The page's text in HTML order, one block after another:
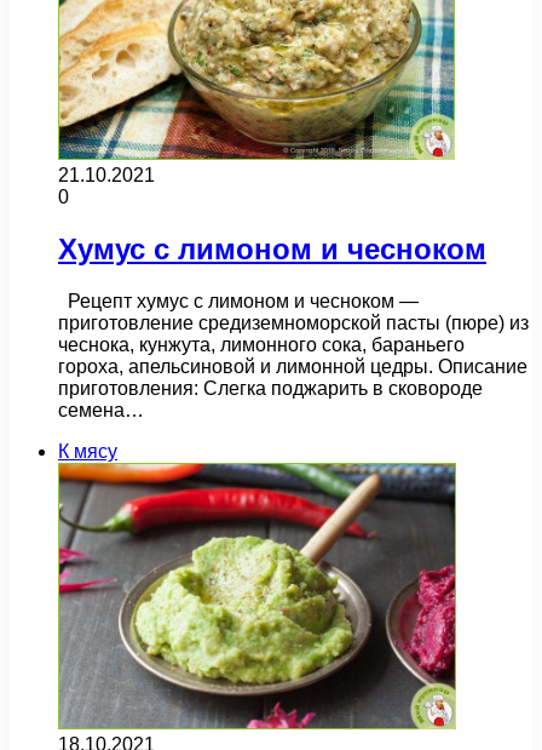
21.10.2021
0
Хумус с лимоном и чесноком
Рецепт хумус с лимоном и чесноком —
приготовление средиземноморской пасты (пюре) из
чеснока, кунжута, лимонного сока, бараньего
гороха, апельсиновой и лимонной цедры. Описание
приготовления: Слегка поджарить в сковороде
семена…
К мясу
18.10.2021